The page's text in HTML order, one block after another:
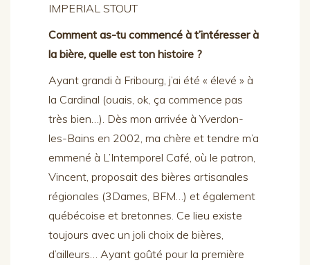
IMPERIAL STOUT
Comment as-tu commencé à t’intéresser à
la bière, quelle est ton histoire ?
Ayant grandi à Fribourg, j’ai été « élevé » à
la Cardinal (ouais, ok, ça commence pas
très bien…). Dès mon arrivée à Yverdon-
les-Bains en 2002, ma chère et tendre m’a
emmené à L’Intemporel Café, où le patron,
Vincent, proposait des bières artisanales
régionales (3Dames, BFM…) et également
québécoise et bretonnes. Ce lieu existe
toujours avec un joli choix de bières,
d’ailleurs… Ayant goûté pour la première